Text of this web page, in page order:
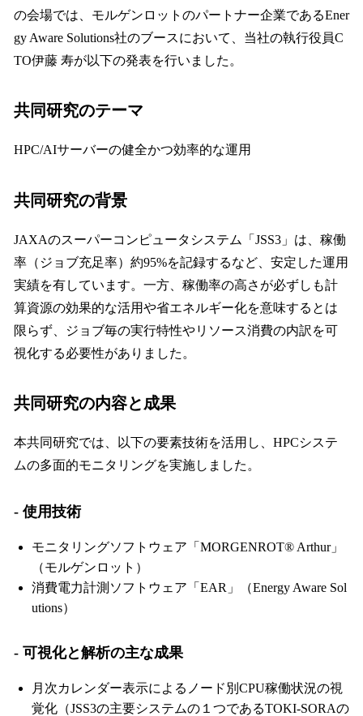
の会場では、モルゲンロットのパートナー企業であるEner
gy Aware Solutions社のブースにおいて、当社の執行役員C
TO伊藤 寿が以下の発表を行いました。
共同研究のテーマ
HPC/AIサーバーの健全かつ効率的な運用
共同研究の背景
JAXAのスーパーコンピュータシステム「JSS3」は、稼働
率（ジョブ充足率）約95%を記録するなど、安定した運用
実績を有しています。一方、稼働率の高さが必ずしも計
算資源の効果的な活用や省エネルギー化を意味するとは
限らず、ジョブ毎の実行特性やリソース消費の内訳を可
視化する必要性がありました。
共同研究の内容と成果
本共同研究では、以下の要素技術を活用し、HPCシステ
ムの多面的モニタリングを実施しました。
- 使用技術
モニタリングソフトウェア「MORGENROT®︎ Arthur」
（モルゲンロット）
消費電力計測ソフトウェア「EAR」（Energy Aware Sol
utions）
- 可視化と解析の主な成果
月次カレンダー表示によるノード別CPU稼働状況の視
覚化（JSS3の主要システムの１つであるTOKI-SORAの